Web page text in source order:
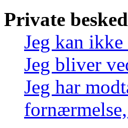
Private
Jeg kan ikke
Jeg bliver
Jeg har